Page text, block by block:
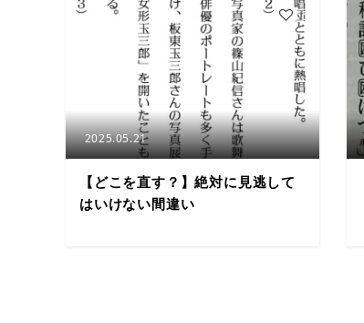
2025.05.21
【どこを直す？】絶対に見逃して
はいけない間違い
5